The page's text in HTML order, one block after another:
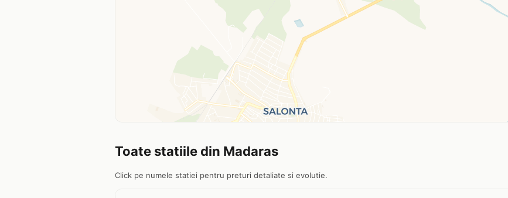
Toate statiile din Madaras
Click pe numele statiei pentru preturi detaliate si evolutie.